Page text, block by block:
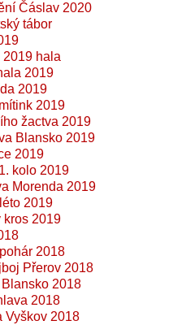
Čáslav 2020
tábor
hala
2019
2019
2019
žactva 2019
Blansko 2019
2019
kolo 2019
Morenda 2019
2019
kros 2019
2018
Přerov 2018
2018
2018
Vyškov 2018